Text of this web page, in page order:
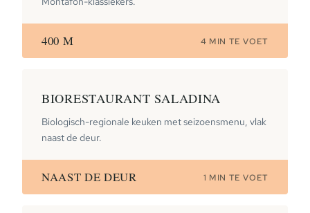
400 M 4 MIN TE VOET
BIORESTAURANT SALADINA
Biologisch-regionale keuken met seizoensmenu, vlak
naast de deur.
NAAST DE DEUR 1 MIN TE VOET